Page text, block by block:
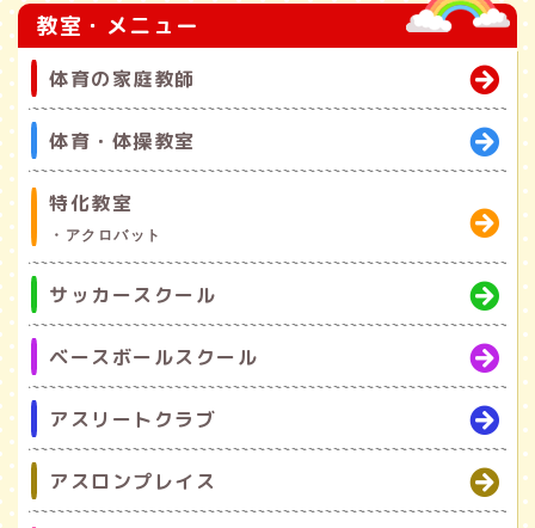
教室・メニュー
体育の家庭教師
体育・体操教室
特化教室
・アクロバット
サッカースクール
ベースボールスクール
アスリートクラブ
アスロンプレイス